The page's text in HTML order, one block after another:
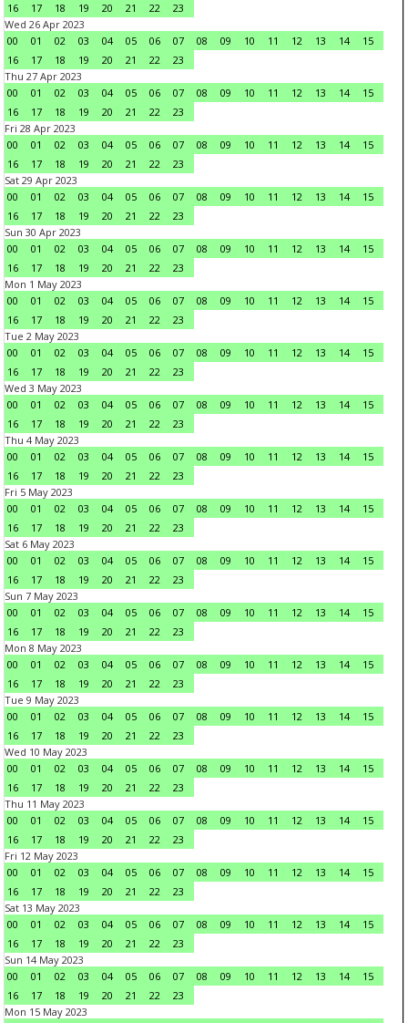
16
17 18 19 20 21 22
23
Wed 26 Apr 2023
00
01 02 03 04 05 06 07 08 09 10 11 12 13 14
15
16
17 18 19 20 21 22
23
Thu 27 Apr 2023
00
01 02 03 04 05 06 07 08 09 10 11 12 13 14
15
16
17 18 19 20 21 22
23
Fri 28 Apr 2023
00
01 02 03 04 05 06 07 08 09 10 11 12 13 14
15
16
17 18 19 20 21 22
23
Sat 29 Apr 2023
00
01 02 03 04 05 06 07 08 09 10 11 12 13 14
15
16
17 18 19 20 21 22
23
Sun 30 Apr 2023
00
01 02 03 04 05 06 07 08 09 10 11 12 13 14
15
16
17 18 19 20 21 22
23
Mon 1 May 2023
00
01 02 03 04 05 06 07 08 09 10 11 12 13 14
15
16
17 18 19 20 21 22
23
Tue 2 May 2023
00
01 02 03 04 05 06 07 08 09 10 11 12 13 14
15
16
17 18 19 20 21 22
23
Wed 3 May 2023
00
01 02 03 04 05 06 07 08 09 10 11 12 13 14
15
16
17 18 19 20 21 22
23
Thu 4 May 2023
00
01 02 03 04 05 06 07 08 09 10 11 12 13 14
15
16
17 18 19 20 21 22
23
Fri 5 May 2023
00
01 02 03 04 05 06 07 08 09 10 11 12 13 14
15
16
17 18 19 20 21 22
23
Sat 6 May 2023
00
01 02 03 04 05 06 07 08 09 10 11 12 13 14
15
16
17 18 19 20 21 22
23
Sun 7 May 2023
00
01 02 03 04 05 06 07 08 09 10 11 12 13 14
15
16
17 18 19 20 21 22
23
Mon 8 May 2023
00
01 02 03 04 05 06 07 08 09 10 11 12 13 14
15
16
17 18 19 20 21 22
23
Tue 9 May 2023
00
01 02 03 04 05 06 07 08 09 10 11 12 13 14
15
16
17 18 19 20 21 22
23
Wed 10 May 2023
00
01 02 03 04 05 06 07 08 09 10 11 12 13 14
15
16
17 18 19 20 21 22
23
Thu 11 May 2023
00
01 02 03 04 05 06 07 08 09 10 11 12 13 14
15
16
17 18 19 20 21 22
23
Fri 12 May 2023
00
01 02 03 04 05 06 07 08 09 10 11 12 13 14
15
16
17 18 19 20 21 22
23
Sat 13 May 2023
00
01 02 03 04 05 06 07 08 09 10 11 12 13 14
15
16
17 18 19 20 21 22
23
Sun 14 May 2023
00
01 02 03 04 05 06 07 08 09 10 11 12 13 14
15
16
17 18 19 20 21 22
23
Mon 15 May 2023